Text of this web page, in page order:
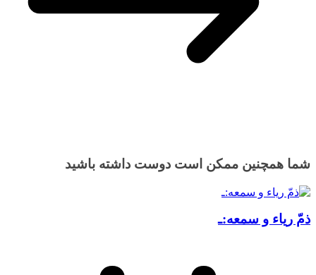
شما همچنین ممکن است دوست داشته باشید
ذمّ ریاء و سمعه:ـ